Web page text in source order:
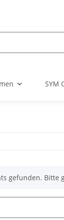
SYM
gefunden. Bitte